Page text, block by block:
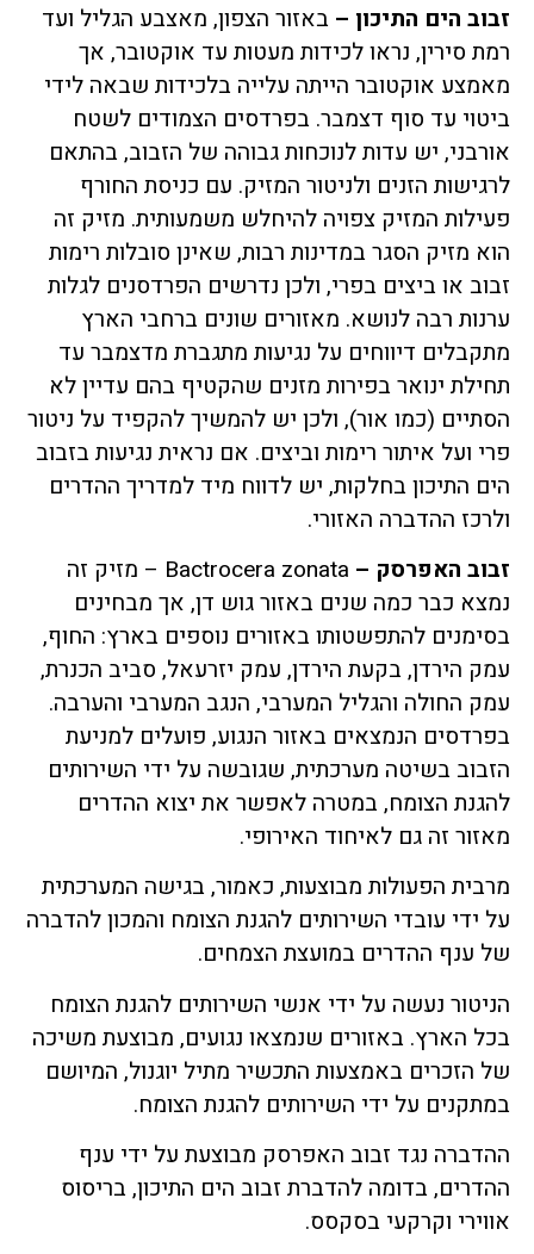
זבוב הים התיכון – באזור הצפון, מאצבע הגליל ועד
רמת סירין, נראו לכידות מעטות עד אוקטובר, אך
מאמצע אוקטובר הייתה עלייה בלכידות שבאה לידי
ביטוי עד סוף דצמבר. בפרדסים הצמודים לשטח
אורבני, יש עדות לנוכחות גבוהה של הזבוב, בהתאם
לרגישות הזנים ולניטור המזיק. עם כניסת החורף
פעילות המזיק צפויה להיחלש משמעותית. מזיק זה
הוא מזיק הסגר במדינות רבות, שאינן סובלות רימות
זבוב או ביצים בפרי, ולכן נדרשים הפרדסנים לגלות
ערנות רבה לנושא. מאזורים שונים ברחבי הארץ
מתקבלים דיווחים על נגיעות מתגברת מדצמבר עד
תחילת ינואר בפירות מזנים שהקטיף בהם עדיין לא
הסתיים (כמו אור), ולכן יש להמשיך להקפיד על ניטור
פרי ועל איתור רימות וביצים. אם נראית נגיעות בזבוב
הים התיכון בחלקות, יש לדווח מיד למדריך ההדרים
ולרכז ההדברה האזורי.
זבוב האפרסק –
Bactrocera zonata – מזיק זה
נמצא כבר כמה שנים באזור גוש דן, אך מבחינים
בסימנים להתפשטותו באזורים נוספים בארץ: החוף,
עמק הירדן, בקעת הירדן, עמק יזרעאל, סביב הכנרת,
עמק החולה והגליל המערבי, הנגב המערבי והערבה.
בפרדסים הנמצאים באזור הנגוע, פועלים למניעת
הזבוב בשיטה מערכתית, שגובשה על ידי השירותים
להגנת הצומח, במטרה לאפשר את יצוא ההדרים
מאזור זה גם לאיחוד האירופי.
מרבית הפעולות מבוצעות, כאמור, בגישה המערכתית
על ידי עובדי השירותים להגנת הצומח והמכון להדברה
של ענף ההדרים במועצת הצמחים.
הניטור נעשה על ידי אנשי השירותים להגנת הצומח
בכל הארץ. באזורים שנמצאו נגועים, מבוצעת משיכה
של הזכרים באמצעות התכשיר מתיל יוגנול, המיושם
במתקנים על ידי השירותים להגנת הצומח.
ההדברה נגד זבוב האפרסק מבוצעת על ידי ענף
ההדרים, בדומה להדברת זבוב הים התיכון, בריסוס
אווירי וקרקעי בסקסס.